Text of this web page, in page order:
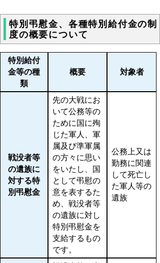
特別弔慰金、各種特別給付金の制
度の概要について
特別給付
金等の種
類
概要 対象者
戦没者等
の遺族に
対する特
別弔慰金
先の大戦にお
いて公務等の
ために国に殉
じた軍人、軍
属及び準軍属
の方々に思い
をいたし、国
として弔慰の
意を表するた
め、戦没者等
の遺族に対し
特別弔慰金を
支給するもの
です。
公務上又は
勤務に関連
して死亡し
た軍人等の
遺族